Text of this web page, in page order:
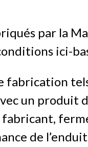
par la
ici-
fabrication
un
de